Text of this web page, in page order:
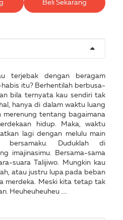
Beli Sekarang
terjebak dengan beragam
itu? Berhentilah berbusa-
bila ternyata kau sendiri tak
hanya di dalam waktu luang
merenung tentang bagaimana
hidup. Maka, waktu
lagi dengan melulu main
bersamaku. Duduklah di
imajinasimu. Bersama-sama
suara Talijiwo. Mungkin kau
atau justru lupa pada beban
merdeka. Meski kita tetap tak
Heuheuheuheu ....